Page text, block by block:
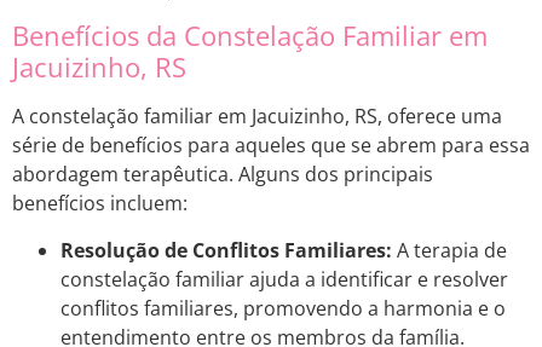
Benefícios da Constelação Familiar em
Jacuizinho, RS
A constelação familiar em Jacuizinho, RS, oferece uma
série de benefícios para aqueles que se abrem para essa
abordagem terapêutica. Alguns dos principais
benefícios incluem:
Resolução de Conflitos Familiares: A terapia de
constelação familiar ajuda a identificar e resolver
conflitos familiares, promovendo a harmonia e o
entendimento entre os membros da família.